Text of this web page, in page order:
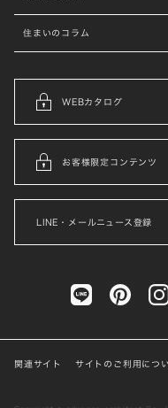
住まいのコラム
WEBカタログ
お客様限定コンテンツ
LINE・メールニュース登録
関連サイト サイトのご利用につ